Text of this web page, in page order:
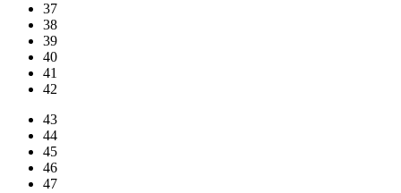
37
38
39
40
41
42
43
44
45
46
47